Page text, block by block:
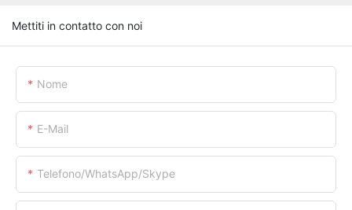
Mettiti in contatto con noi
Nome
E-Mail
Telefono/whatsApp/skype